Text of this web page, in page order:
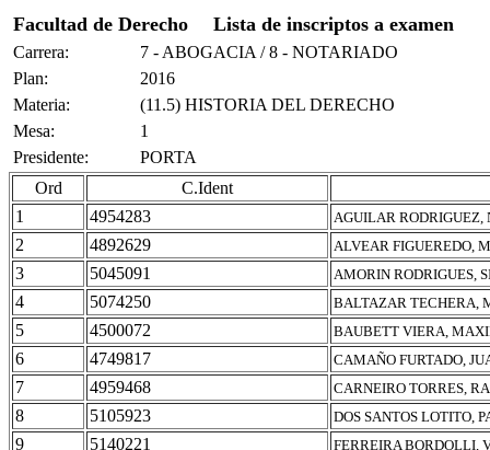
Facultad de Derecho Lista de inscriptos a examen
Carrera:
7 - ABOGACIA / 8 - NOTARIADO
Plan:
2016
Materia:
(11.5) HISTORIA DEL DERECHO
Mesa:
1
Presidente:
PORTA
Ord
C.Ident
1
4954283 AGUILAR RODRIGUEZ,
2 4892629 ALVEAR FIGUEREDO,
3 5045091 AMORIN RODRIGUES,
4 5074250 BALTAZAR TECHERA,
5 4500072 BAUBETT VIERA,
6 4749817 CAMAÑO FURTADO,
7 4959468 CARNEIRO TORRES,
8 5105923 DOS SANTOS LOTITO,
9 5140221 FERREIRA BORDOLLI,